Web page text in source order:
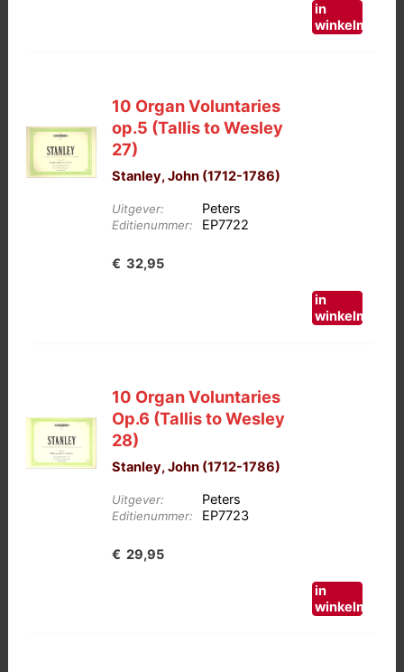
in
winkelmand
10 Organ Voluntaries
op.5 (Tallis to Wesley
27)
Stanley, John (1712-1786)
Uitgever: Peters
Editienummer: EP7722
€ 32,95
in
winkelmand
10 Organ Voluntaries
Op.6 (Tallis to Wesley
28)
Stanley, John (1712-1786)
Uitgever: Peters
Editienummer: EP7723
€ 29,95
in
winkelmand